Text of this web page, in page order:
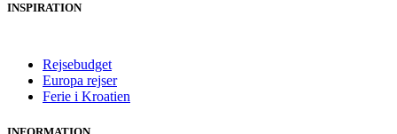
INSPIRATION
Rejsebudget
Europa rejser
Ferie i Kroatien